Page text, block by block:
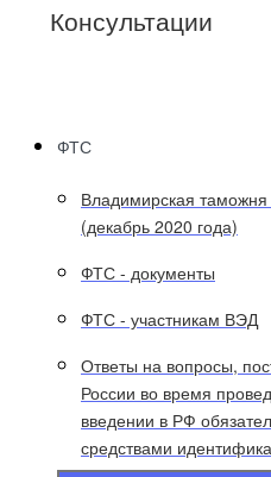
Консультации
ФТС
Владимирская
(декабрь 2020 года)
ФТС - документы
ФТС - участникам ВЭД
Ответы на вопросы,
России во время
введении в РФ
средствами